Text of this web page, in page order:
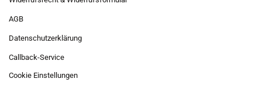
AGB
Datenschutzerklärung
Callback-Service
Cookie Einstellungen